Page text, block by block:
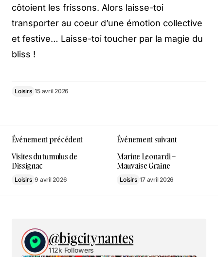
côtoient les frissons. Alors laisse-toi
transporter au coeur d’une émotion collective
et festive… Laisse-toi toucher par la magie du
bliss !
Loisirs 15 avril 2026
Événement précédent
Visites du tumulus de
Dissignac
Loisirs 9 avril 2026
Événement suivant
Marine Leonardi –
Mauvaise Graine
Loisirs 17 avril 2026
@bigcitynantes
112k Followers